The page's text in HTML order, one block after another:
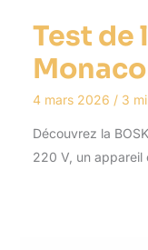
Test de
4 mars 2026 / 3
Découvrez la
220 V, un appareil